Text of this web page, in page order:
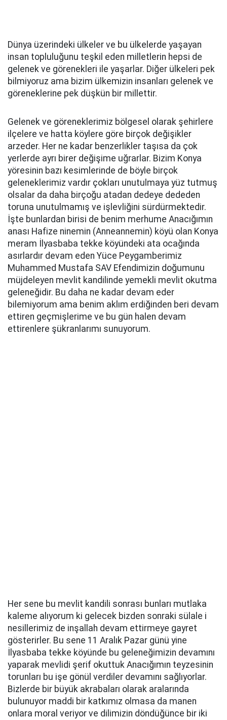
Dünya üzerindeki ülkeler ve bu ülkelerde yaşayan
insan topluluğunu teşkil eden milletlerin hepsi de
gelenek ve görenekleri ile yaşarlar. Diğer ülkeleri pek
bilmiyoruz ama bizim ülkemizin insanları gelenek ve
göreneklerine pek düşkün bir millettir.
Gelenek ve göreneklerimiz bölgesel olarak şehirlere
ilçelere ve hatta köylere göre birçok değişikler
arzeder. Her ne kadar benzerlikler taşısa da çok
yerlerde ayrı birer değişime uğrarlar. Bizim Konya
yöresinin bazı kesimlerinde de böyle birçok
geleneklerimiz vardır çokları unutulmaya yüz tutmuş
olsalar da daha birçoğu atadan dedeye dededen
toruna unutulmamış ve işlevliğini sürdürmektedir.
İşte bunlardan birisi de benim merhume Anacığımın
anası Hafize ninemin (Anneannemin) köyü olan Konya
meram İlyasbaba tekke köyündeki ata ocağında
asırlardır devam eden Yüce Peygamberimiz
Muhammed Mustafa SAV Efendimizin doğumunu
müjdeleyen mevlit kandilinde yemekli mevlit okutma
geleneğidir. Bu daha ne kadar devam eder
bilemiyorum ama benim aklım erdiğinden beri devam
ettiren geçmişlerime ve bu gün halen devam
ettirenlere şükranlarımı sunuyorum.
Her sene bu mevlit kandili sonrası bunları mutlaka
kaleme alıyorum ki gelecek bizden sonraki sülale i
nesillerimiz de inşallah devam ettirmeye gayret
gösterirler. Bu sene 11 Aralık Pazar günü yine
İlyasbaba tekke köyünde bu geleneğimizin devamını
yaparak mevlidi şerif okuttuk Anacığımın teyzesinin
torunları bu işe gönül verdiler devamını sağlıyorlar.
Bizlerde bir büyük akrabaları olarak aralarında
bulunuyor maddi bir katkımız olmasa da manen
onlara moral veriyor ve dilimizin döndüğünce bir iki